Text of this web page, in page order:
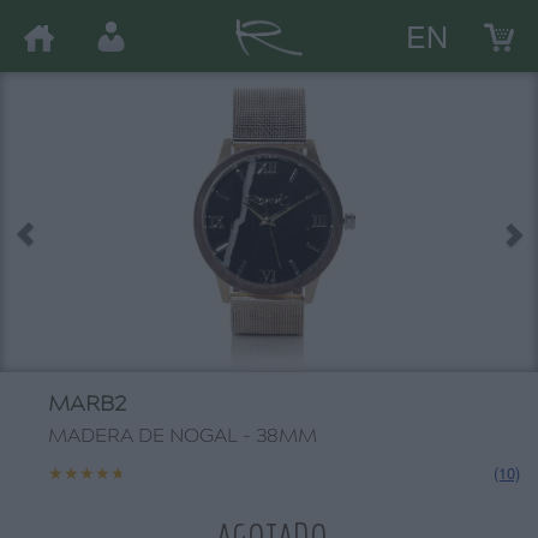
EN
MARB2
MADERA DE NOGAL - 38MM
★★★★★
★★★★★ (10)